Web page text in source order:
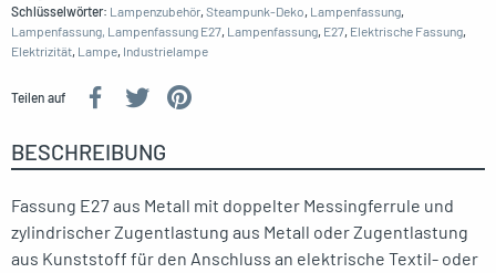
Schlüsselwörter: Lampenzubehör, Steampunk-Deko, Lampenfassung,
Lampenfassung, Lampenfassung E27, Lampenfassung, E27, Elektrische Fassung,
Elektrizität, Lampe, Industrielampe
Teilen auf
BESCHREIBUNG
Fassung E27 aus Metall mit doppelter Messingferrule und
zylindrischer Zugentlastung aus Metall oder Zugentlastung
aus Kunststoff für den Anschluss an elektrische Textil- oder